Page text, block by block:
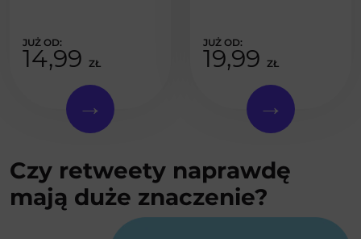
14,99 ZŁ 19,99 ZŁ
Czy retweety naprawdę
mają duże znaczenie?